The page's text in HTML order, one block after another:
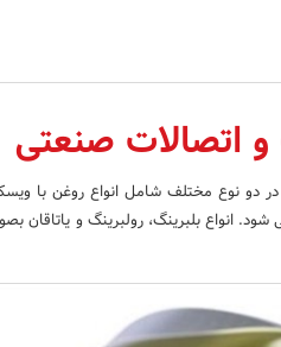
و اتصالات صنعتی
دو نوع مختلف شامل انواع روغن با
انواع بلبرینگ، رولبرینگ و یاتاقان